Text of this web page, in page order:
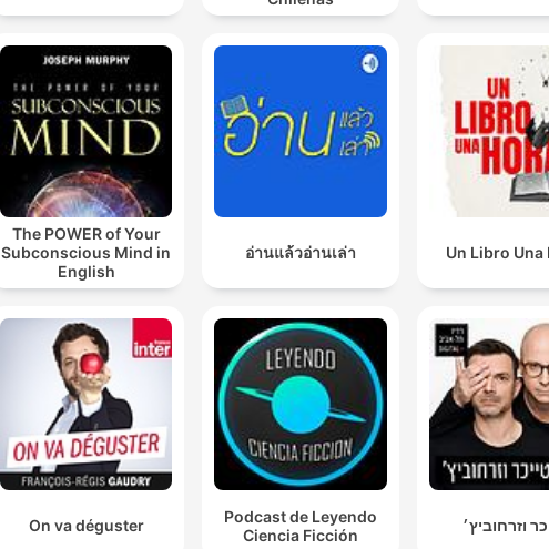
The POWER of Your
Subconscious Mind in
English
อ่านแล้วอ่านเล่า Un Libro Una
On va déguster
Podcast de Leyendo
Ciencia Ficción
וזרחוביץ׳